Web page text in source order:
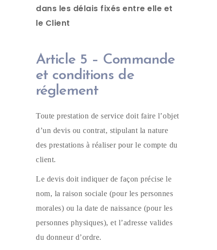
dans les délais fixés entre elle et
le Client
Article 5 – Commande
et conditions de
réglement
Toute prestation de service doit faire l’objet
d’un devis ou contrat, stipulant la nature
des prestations à réaliser pour le compte du
client.
Le devis doit indiquer de façon précise le
nom, la raison sociale (pour les personnes
morales) ou la date de naissance (pour les
personnes physiques), et l’adresse valides
du donneur d’ordre.